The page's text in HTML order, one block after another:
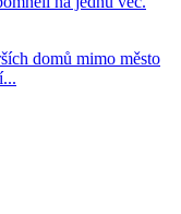
domů mimo město